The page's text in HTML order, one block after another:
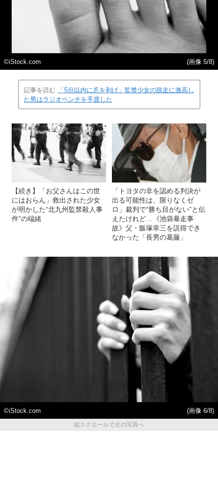
©iStock.com (画像 5/8)
記事を読む
「5分以内に爪を剥げ」監禁少女の脱走に激高し
た男はラジオペンチを手渡した
【続き】「お父さんはこの世
にはおらん」救出された少女
が明かした“北九州監禁殺人事
件”の端緒
「トヨタの非を認める判決が
出る可能性は、限りなくゼ
ロ」裁判で“勝ち目がない”と伝
えたけれど…《池袋暴走事
故》父・飯塚幸三を説得でき
なかった「長男の葛藤」
©iStock.com
(画像 6/8)
縦スクロールで次の写真へ